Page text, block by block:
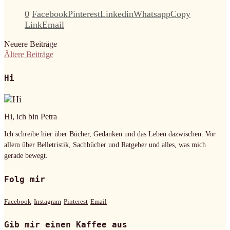
0 FacebookPinterestLinkedinWhatsappCopy
LinkEmail
Neuere Beiträge
Ältere Beiträge
Hi
Hi, ich bin Petra
Ich schreibe hier über Bücher, Gedanken und das Leben dazwischen. Vor
allem über Belletristik, Sachbücher und Ratgeber und alles, was mich
gerade bewegt.
Folg mir
Facebook Instagram Pinterest Email
Gib mir einen Kaffee aus